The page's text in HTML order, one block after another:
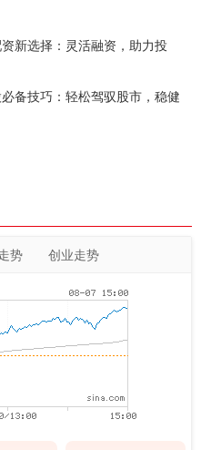
新选择：灵活融资，助力投
备技巧：轻松驾驭股市，稳健
势 创业走势